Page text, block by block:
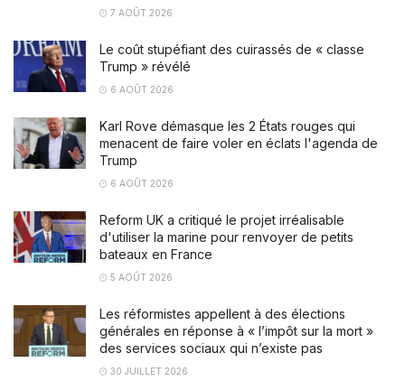
7 AOÛT 2026
Le coût stupéfiant des cuirassés de « classe
Trump » révélé
6 AOÛT 2026
Karl Rove démasque les 2 États rouges qui
menacent de faire voler en éclats l'agenda de
Trump
6 AOÛT 2026
Reform UK a critiqué le projet irréalisable
d'utiliser la marine pour renvoyer de petits
bateaux en France
5 AOÛT 2026
Les réformistes appellent à des élections
générales en réponse à « l’impôt sur la mort »
des services sociaux qui n’existe pas
30 JUILLET 2026